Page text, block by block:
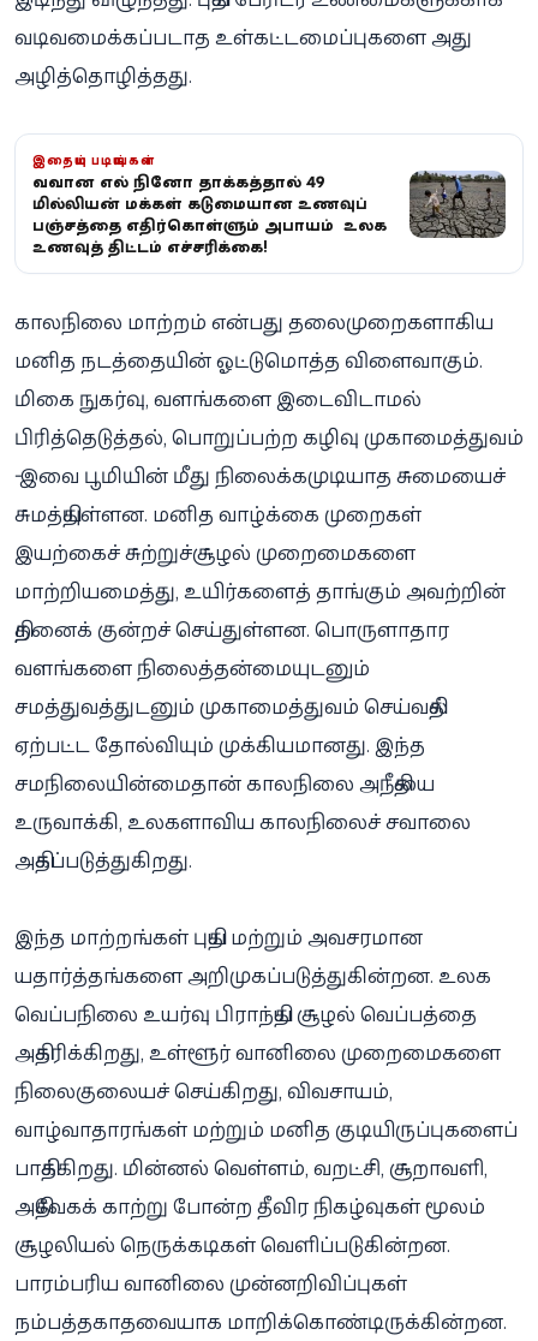
வடிவமைக்கப்படாத உள்கட்டமைப்புகளை அது
அழித்தொழித்தது.
இதையும் படியுங்கள்
வலுவான எல் நினோ தாக்கத்தால் 49
மில்லியன் மக்கள் கடுமையான உணவுப்
பஞ்சத்தை எதிர்கொள்ளும் அபாயம் - உலக
உணவுத் திட்டம் எச்சரிக்கை!
காலநிலை மாற்றம் என்பது தலைமுறைகளாகிய
மனித நடத்தையின் ஓட்டுமொத்த விளைவாகும்.
மிகை நுகர்வு, வளங்களை இடைவிடாமல்
பிரித்தெடுத்தல், பொறுப்பற்ற கழிவு முகாமைத்துவம்
- இவை பூமியின் மீது நிலைக்கமுடியாத சுமையைச்
சுமத்தியுள்ளன. மனித வாழ்க்கை முறைகள்
இயற்கைச் சுற்றுச்சூழல் முறைமைகளை
மாற்றியமைத்து, உயிர்களைத் தாங்கும் அவற்றின்
திறனைக் குன்றச் செய்துள்ளன. பொருளாதார
வளங்களை நிலைத்தன்மையுடனும்
சமத்துவத்துடனும் முகாமைத்துவம் செய்வதில்
ஏற்பட்ட தோல்வியும் முக்கியமானது. இந்த
சமநிலையின்மைதான் காலநிலை அநீதியை
உருவாக்கி, உலகளாவிய காலநிலைச் சவாலை
அதிகப்படுத்துகிறது.
இந்த மாற்றங்கள் புதிய மற்றும் அவசரமான
யதார்த்தங்களை அறிமுகப்படுத்துகின்றன. உலக
வெப்பநிலை உயர்வு பிராந்திய சூழல் வெப்பத்தை
அதிகரிக்கிறது, உள்ளூர் வானிலை முறைமைகளை
நிலைகுலையச் செய்கிறது, விவசாயம்,
வாழ்வாதாரங்கள் மற்றும் மனித குடியிருப்புகளைப்
பாதிக்கிறது. மின்னல் வெள்ளம், வறட்சி, சூறாவளி,
அதிவேகக் காற்று போன்ற தீவிர நிகழ்வுகள் மூலம்
சூழலியல் நெருக்கடிகள் வெளிப்படுகின்றன.
பாரம்பரிய வானிலை முன்னறிவிப்புகள்
நம்பத்தகாதவையாக மாறிக்கொண்டிருக்கின்றன.